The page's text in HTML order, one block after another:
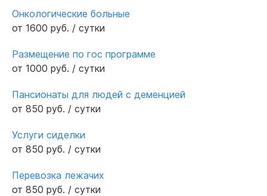
Онкологические больные
от 1600 руб. / сутки
Размещение по гос программе
от 1000 руб. / сутки
Пансионаты для людей с деменцией
от 850 руб. / сутки
Услуги сиделки
от 850 руб. / сутки
Перевозка лежачих
от 850 руб. / сутки